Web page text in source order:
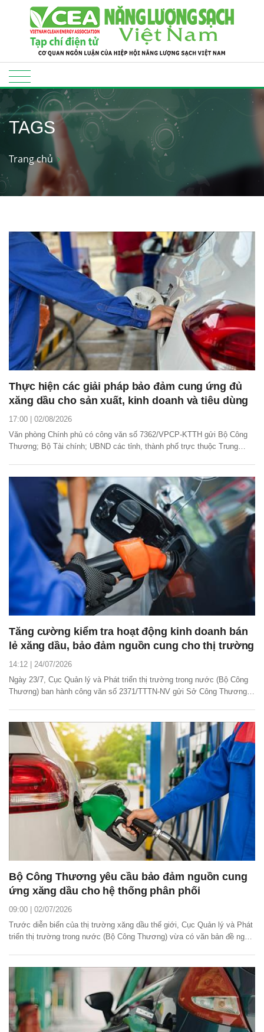
TAGS
Trang chủ
Thực hiện các giải pháp bảo đảm cung ứng đủ
xăng dầu cho sản xuất, kinh doanh và tiêu dùng
17:00 | 02/08/2026
Văn phòng Chính phủ có công văn số 7362/VPCP-KTTH gửi Bộ Công
Thương; Bộ Tài chính; UBND các tỉnh, thành phố trực thuộc Trung
Tăng cường kiểm tra hoạt động kinh doanh bán
lẻ xăng dầu, bảo đảm nguồn cung cho thị trường
14:12 | 24/07/2026
Ngày 23/7, Cục Quản lý và Phát triển thị trường trong nước (Bộ Công
Thương) ban hành công văn số 2371/TTTN-NV gửi Sở Công Thương
phục vụ sản xuất, kinh doanh và nhu cầu...
Bộ Công Thương yêu cầu bảo đảm nguồn cung
ứng xăng dầu cho hệ thống phân phối
09:00 | 02/07/2026
Trước diễn biến của thị trường xăng dầu thế giới, Cục Quản lý và Phát
triển thị trường trong nước (Bộ Công Thương) vừa có văn bản đề nghị
thống phân phối, tuyệt đối không...